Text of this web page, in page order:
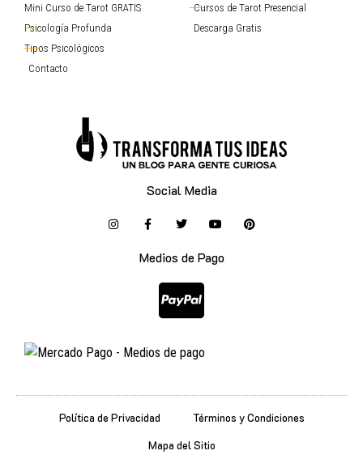
Mini Curso de Tarot GRATIS
Psicología Profunda
Tipos Psicológicos
Contacto
Cursos de Tarot Presencial
Descarga Gratis
Social Media
Medios de Pago
Política de Privacidad
Términos y Condiciones
Mapa del Sitio